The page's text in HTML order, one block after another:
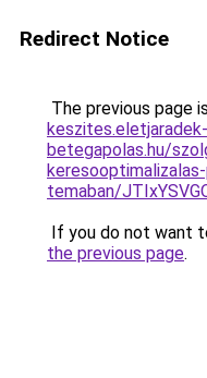
Redirect Notice
The previous page
keszites.eletjaradek-
betegapolas.hu/
temaban/
If you do not want
the previous page.